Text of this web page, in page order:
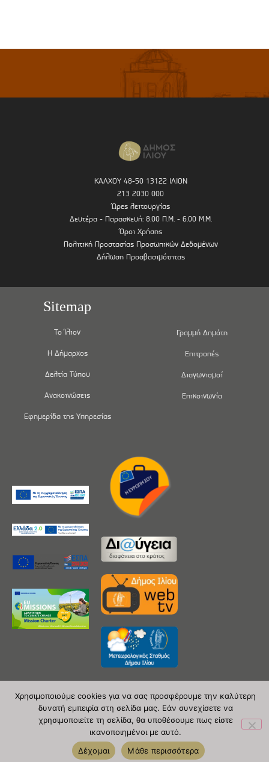
ΚΑΛΧΟΥ 48-50 13122 ΙΛΙΟΝ
213 2030 000
Ώρες λειτουργίας
Δευτέρα - Παρασκευή: 8.00 Π.Μ. - 6.00 Μ.Μ.
Όροι Χρήσης
Πολιτική Προστασίας Προσωπικών Δεδομένων
Δήλωση Προσβασιμότητας
Sitemap
Το Ίλιον
Η Δήμαρχος
Δελτία Τύπου
Ανακοινώσεις
Εφημερίδα της Υπηρεσίας
Γραμμή Δημότη
Επιτροπές
Διαγωνισμοί
Επικοινωνία
Copyright 2020 © Δήμος Ιλίου
| powered by Evolutionprojects
Χρησιμοποιούμε cookies για να σας προσφέρουμε την καλύτερη
δυνατή εμπειρία στη σελίδα μας. Εάν συνεχίσετε να
χρησιμοποιείτε τη σελίδα, θα υποθέσουμε πως είστε
ικανοποιημένοι με αυτό.
Δέχομαι
Μάθε περισσότερα